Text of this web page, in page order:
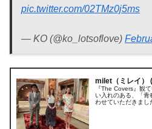
pic.twitter.com/02TMz0j5ms
— KO (@ko_lotsoflove)
milet（ミレイ）
『The Covers』観
い入れのある、「
わせていただきまし